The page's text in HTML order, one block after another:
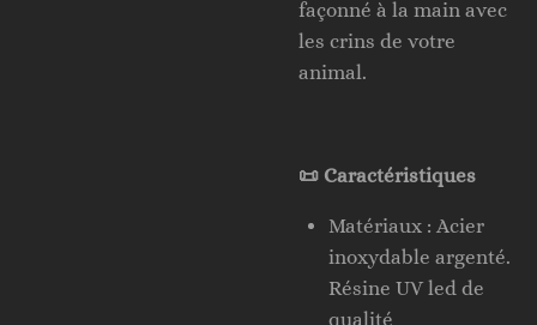
façonné à la main avec
les crins de votre
animal.
📜 Caractéristiques
Matériaux : Acier
inoxydable argenté.
Résine UV led de
qualité